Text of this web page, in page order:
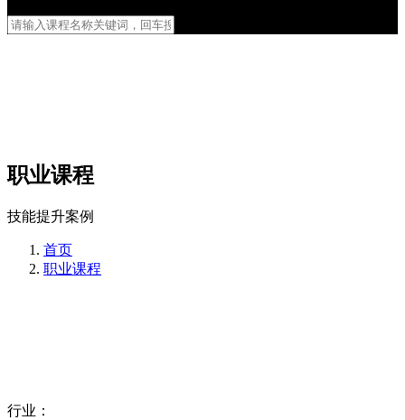
职业课程
技能提升案例
首页
职业课程
行业：